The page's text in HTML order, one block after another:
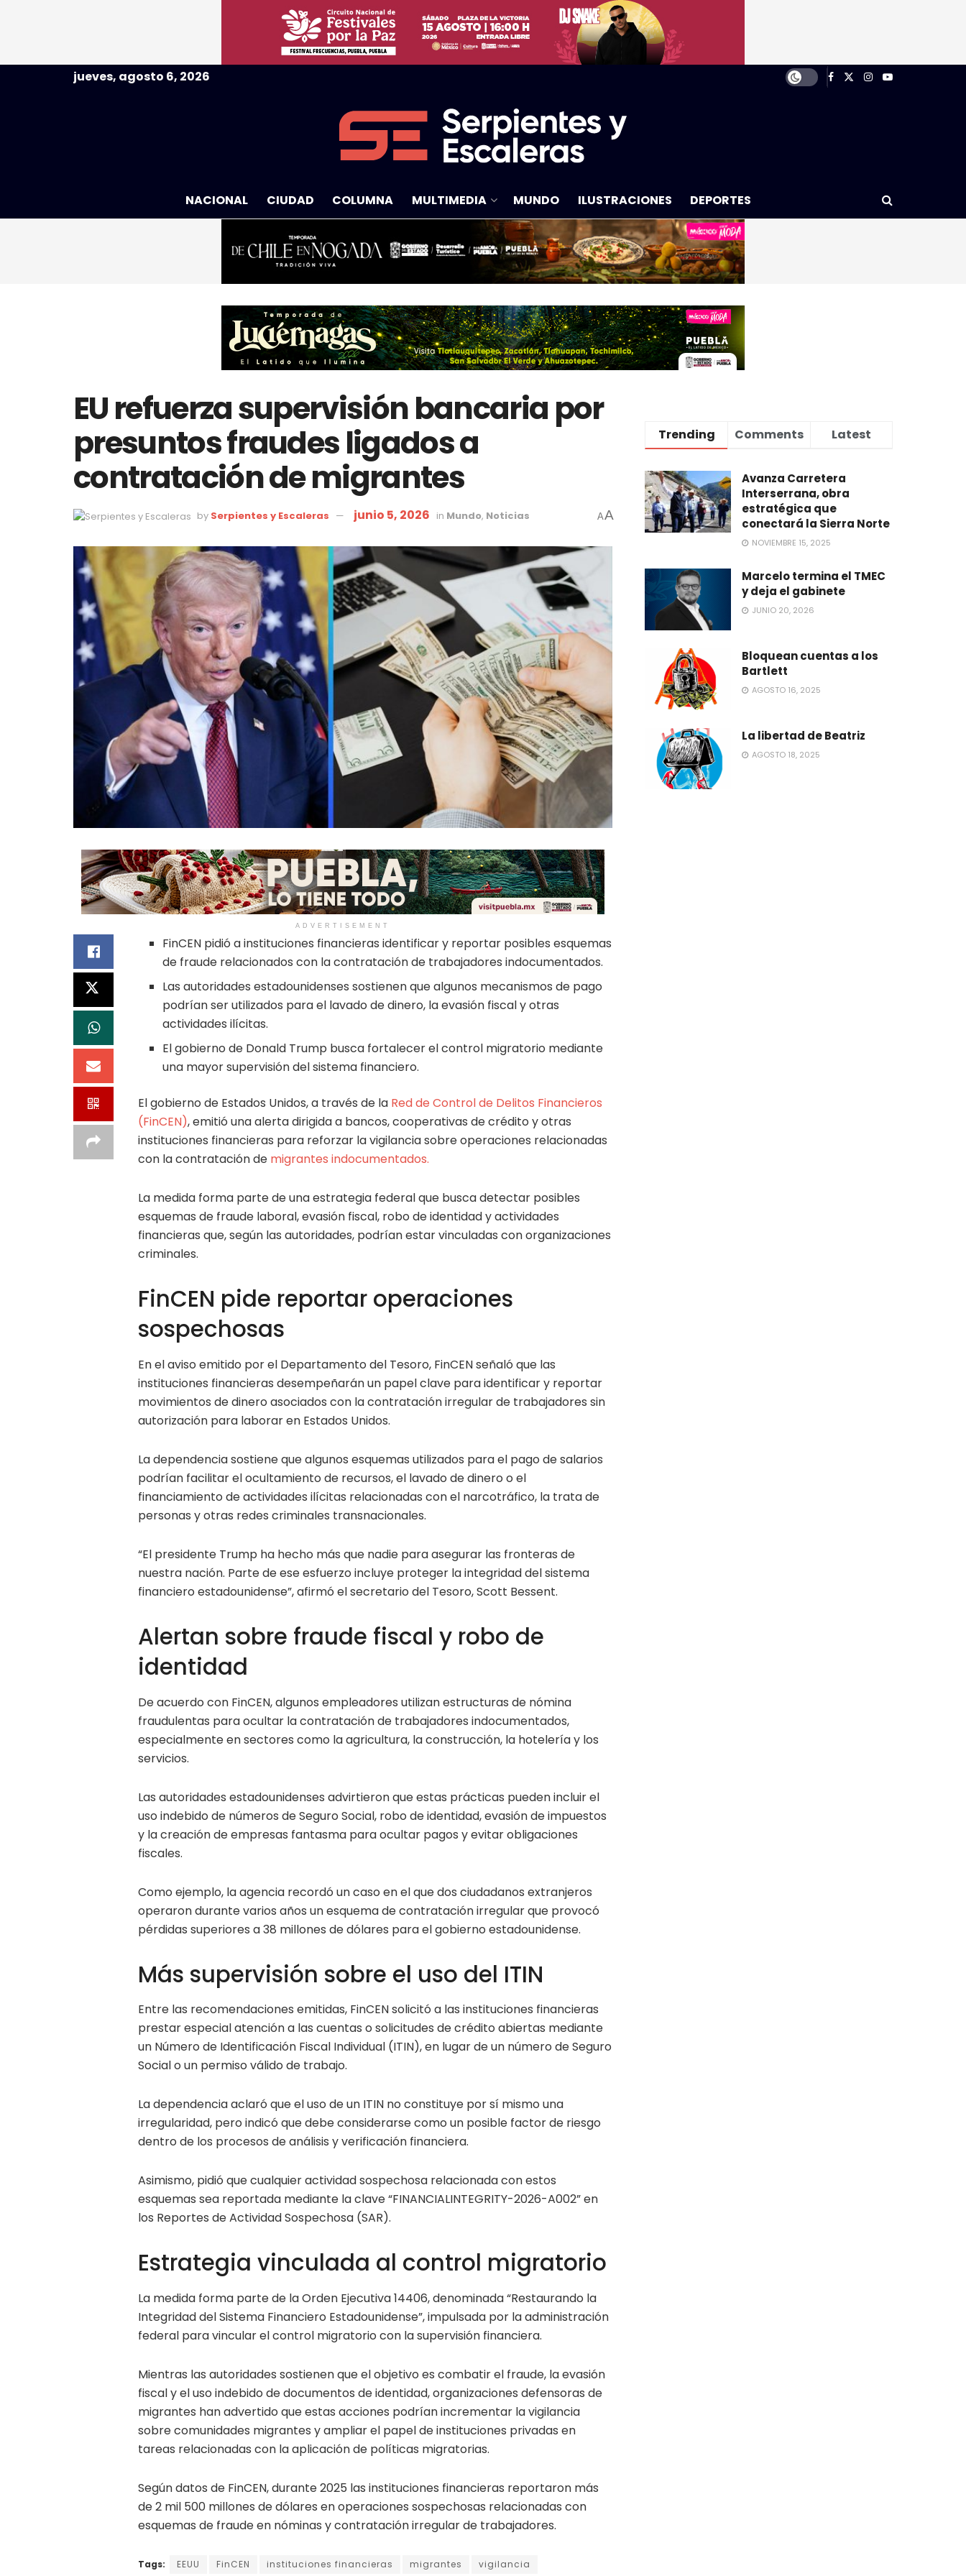
jueves, agosto 6, 2026
NACIONAL CIUDAD COLUMNA MULTIMEDIA MUNDO ILUSTRACIONES DEPORTES
EU refuerza supervisión bancaria por
presuntos fraudes ligados a
contratación de migrantes
by Serpientes y Escaleras junio 5, 2026 in Mundo, Noticias AA
ADVERTISEMENT
FinCEN pidió a instituciones financieras identificar y reportar posibles esquemas
de fraude relacionados con la contratación de trabajadores indocumentados.
Las autoridades estadounidenses sostienen que algunos mecanismos de pago
podrían ser utilizados para el lavado de dinero, la evasión fiscal y otras
actividades ilícitas.
El gobierno de Donald Trump busca fortalecer el control migratorio mediante
una mayor supervisión del sistema financiero.
El gobierno de Estados Unidos, a través de la Red de Control de Delitos Financieros
(FinCEN), emitió una alerta dirigida a bancos, cooperativas de crédito y otras
instituciones financieras para reforzar la vigilancia sobre operaciones relacionadas
con la contratación de migrantes indocumentados.
La medida forma parte de una estrategia federal que busca detectar posibles
esquemas de fraude laboral, evasión fiscal, robo de identidad y actividades
financieras que, según las autoridades, podrían estar vinculadas con organizaciones
criminales.
FinCEN pide reportar operaciones
sospechosas
En el aviso emitido por el Departamento del Tesoro, FinCEN señaló que las
instituciones financieras desempeñarán un papel clave para identificar y reportar
movimientos de dinero asociados con la contratación irregular de trabajadores sin
autorización para laborar en Estados Unidos.
La dependencia sostiene que algunos esquemas utilizados para el pago de salarios
podrían facilitar el ocultamiento de recursos, el lavado de dinero o el
financiamiento de actividades ilícitas relacionadas con el narcotráfico, la trata de
personas y otras redes criminales transnacionales.
“El presidente Trump ha hecho más que nadie para asegurar las fronteras de
nuestra nación. Parte de ese esfuerzo incluye proteger la integridad del sistema
financiero estadounidense”, afirmó el secretario del Tesoro, Scott Bessent.
Alertan sobre fraude fiscal y robo de
identidad
De acuerdo con FinCEN, algunos empleadores utilizan estructuras de nómina
fraudulentas para ocultar la contratación de trabajadores indocumentados,
especialmente en sectores como la agricultura, la construcción, la hotelería y los
servicios.
Las autoridades estadounidenses advirtieron que estas prácticas pueden incluir el
uso indebido de números de Seguro Social, robo de identidad, evasión de impuestos
y la creación de empresas fantasma para ocultar pagos y evitar obligaciones
fiscales.
Como ejemplo, la agencia recordó un caso en el que dos ciudadanos extranjeros
operaron durante varios años un esquema de contratación irregular que provocó
pérdidas superiores a 38 millones de dólares para el gobierno estadounidense.
Más supervisión sobre el uso del ITIN
Entre las recomendaciones emitidas, FinCEN solicitó a las instituciones financieras
prestar especial atención a las cuentas o solicitudes de crédito abiertas mediante
un Número de Identificación Fiscal Individual (ITIN), en lugar de un número de Seguro
Social o un permiso válido de trabajo.
La dependencia aclaró que el uso de un ITIN no constituye por sí mismo una
irregularidad, pero indicó que debe considerarse como un posible factor de riesgo
dentro de los procesos de análisis y verificación financiera.
Asimismo, pidió que cualquier actividad sospechosa relacionada con estos
esquemas sea reportada mediante la clave “FINANCIALINTEGRITY-2026-A002” en
los Reportes de Actividad Sospechosa (SAR).
Estrategia vinculada al control migratorio
La medida forma parte de la Orden Ejecutiva 14406, denominada “Restaurando la
Integridad del Sistema Financiero Estadounidense”, impulsada por la administración
federal para vincular el control migratorio con la supervisión financiera.
Mientras las autoridades sostienen que el objetivo es combatir el fraude, la evasión
fiscal y el uso indebido de documentos de identidad, organizaciones defensoras de
migrantes han advertido que estas acciones podrían incrementar la vigilancia
sobre comunidades migrantes y ampliar el papel de instituciones privadas en
tareas relacionadas con la aplicación de políticas migratorias.
Según datos de FinCEN, durante 2025 las instituciones financieras reportaron más
de 2 mil 500 millones de dólares en operaciones sospechosas relacionadas con
esquemas de fraude en nóminas y contratación irregular de trabajadores.
Tags: EEUU FinCEN instituciones financieras migrantes vigilancia
Trending Comments Latest
Avanza Carretera
Interserrana, obra
estratégica que
conectará la Sierra Norte
NOVIEMBRE 15, 2025
Marcelo termina el TMEC
y deja el gabinete
JUNIO 20, 2026
Bloquean cuentas a los
Bartlett
AGOSTO 16, 2025
La libertad de Beatriz
AGOSTO 18, 2025